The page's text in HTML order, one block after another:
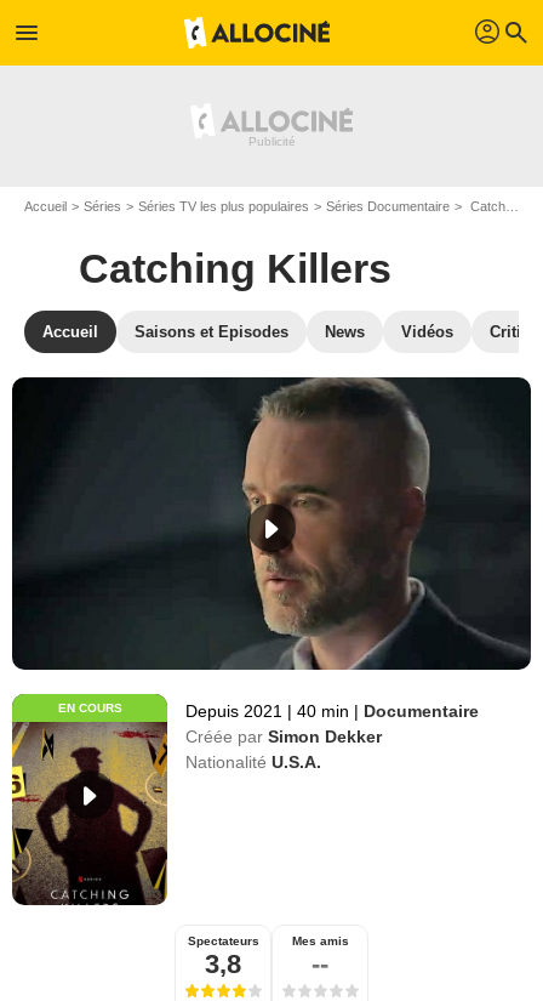
menu profil search
Accueil Séries Séries TV les plus populaires Séries Documentaire Catching Killers
Catching Killers
Accueil Saisons et Episodes News Vidéos
EN COURS Depuis 2021 | 40 min | Documentaire
Créée par Simon Dekker
Nationalité U.S.A.
Spectateurs
3,8
Mes amis
--